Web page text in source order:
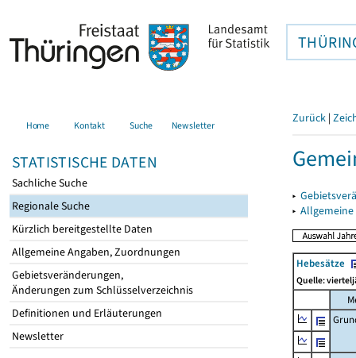
Home Kontakt Suche Newsletter
STATISTISCHE DATEN
Sachliche Suche
Regionale Suche
Kürzlich bereitgestellte Daten
Allgemeine Angaben, Zuordnungen
Gebietsveränderungen,
Änderungen zum Schlüsselverzeichnis
Definitionen und Erläuterungen
Newsletter
Zurück |
▸
▸
Hebesätze
Quelle: